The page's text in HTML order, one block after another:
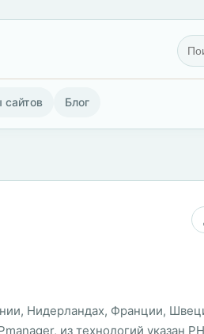
Блог
Нидерландах, Франции,
из технологий указан